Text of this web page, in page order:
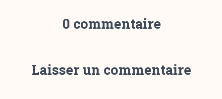
0 commentaire
Laisser un commentaire